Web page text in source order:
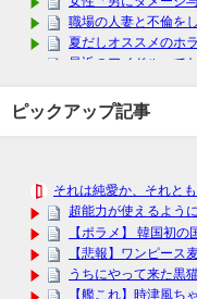
ピックアップ記事